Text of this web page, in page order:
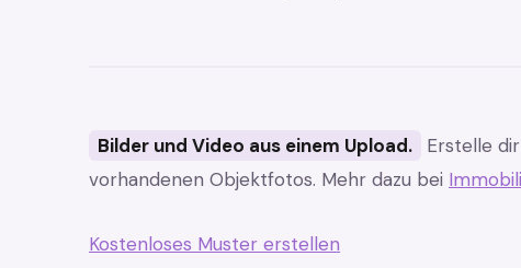
Bilder und Video aus einem Upload.
Erstelle
vorhandenen Objektfotos. Mehr dazu bei
Kostenloses Muster erstellen